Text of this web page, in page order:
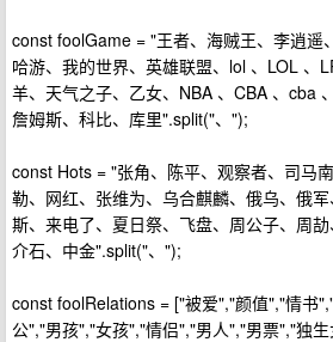
const foolGame = "王者、海贼王、李逍遥
哈游、我的世界、英雄联盟、lol 、LOL 、
羊、天气之子、乙女、NBA 、CBA 、cba
詹姆斯、科比、库里".split("、");
const Hots = "张角、陈平、观察者、司马
勒、网红、张维为、乌合麒麟、俄乌、俄
斯、来电了、夏日祭、飞盘、周公子、周
介石、中金".split("、");
const foolRelations = ["被爱","颜值","情书
公","男孩","女孩","情侣","男人","男票","独